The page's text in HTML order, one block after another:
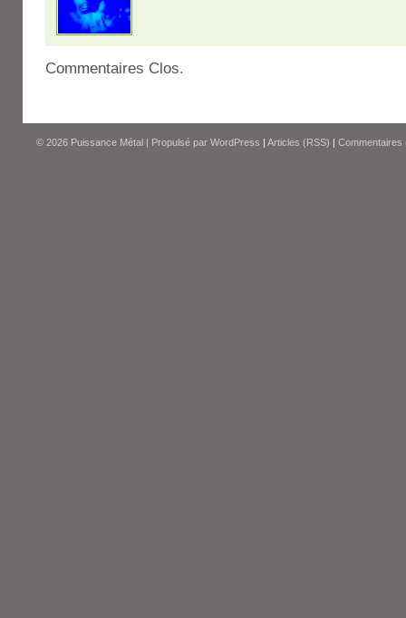
Commentaires Clos.
© 2026 Puissance Métal | Propulsé par WordPress | Articles (RSS) | Commentaires